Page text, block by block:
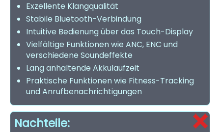
Exzellente Klangqualität
Stabile Bluetooth-Verbindung
Intuitive Bedienung über das Touch-Display
Vielfältige Funktionen wie ANC, ENC und
verschiedene Soundeffekte
Lang anhaltende Akkulaufzeit
Praktische Funktionen wie Fitness-Tracking
und Anrufbenachrichtigungen
Nachteile: